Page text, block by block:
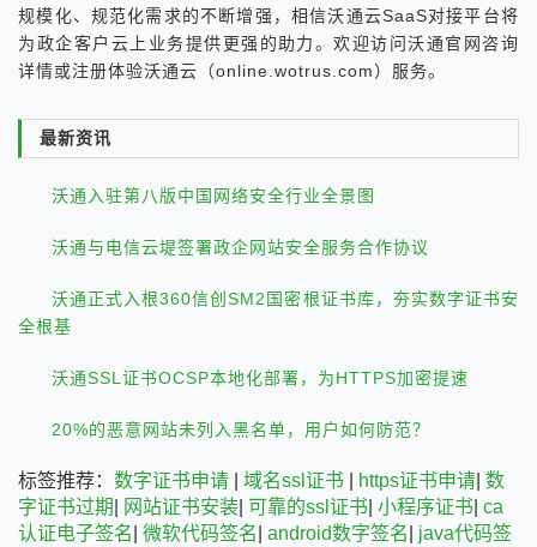
规模化、规范化需求的不断增强，相信沃通云SaaS对接平台将
为政企客户云上业务提供更强的助力。欢迎访问沃通官网咨询
详情或注册体验沃通云（online.wotrus.com）服务。
最新资讯
沃通入驻第八版中国网络安全行业全景图
沃通与电信云堤签署政企网站安全服务合作协议
沃通正式入根360信创SM2国密根证书库，夯实数字证书安
全根基
沃通SSL证书OCSP本地化部署，为HTTPS加密提速
20%的恶意网站未列入黑名单，用户如何防范？
标签推荐：数字证书申请 |域名ssl证书 https证书申请 |数
字证书过期
网站证书安装 可靠的ssl证书 |小程序证书 |ca
认证电子签名 |微软代码签名 |android数字签名
java代码签